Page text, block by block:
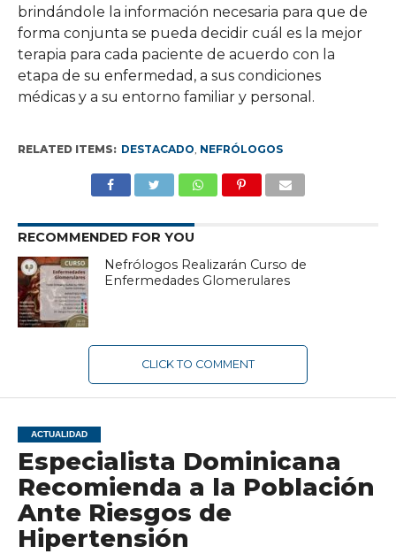
brindándole la información necesaria para que de
forma conjunta se pueda decidir cuál es la mejor
terapia para cada paciente de acuerdo con la
etapa de su enfermedad, a sus condiciones
médicas y a su entorno familiar y personal.
RELATED ITEMS: DESTACADO NEFRÓLOGOS
RECOMMENDED FOR YOU
Nefrólogos Realizarán Curso de
Enfermedades Glomerulares
CLICK TO COMMENT
ACTUALIDAD
Especialista Dominicana
Recomienda a la Población
Ante Riesgos de
Hipertensión